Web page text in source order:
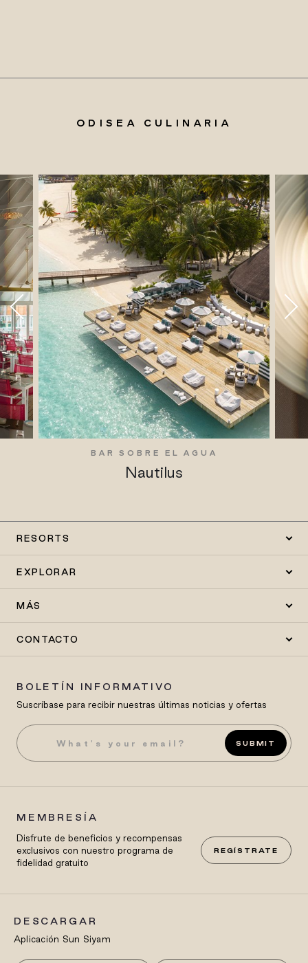
ODISEA CULINARIA
BAR SOBRE EL AGUA
Nautilus
RESORTS
EXPLORAR
MÁS
CONTACTO
BOLETÍN INFORMATIVO
Suscríbase para recibir nuestras últimas noticias y ofertas
SUBMIT
MEMBRESÍA
Disfrute de beneficios y recompensas
exclusivos con nuestro programa de
fidelidad gratuito
REGÍSTRATE
DESCARGAR
Aplicación Sun Siyam